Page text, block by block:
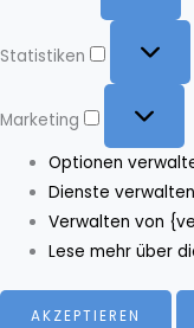
Statistiken
Marketing
Optionen
Dienste verwalten
Verwalten von
Lese mehr über
AKZEPTIEREN